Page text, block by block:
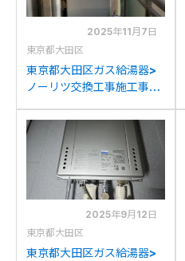
2025年11月7日
東京都大田区
東京都大田区ガス給湯器>
ノーリツ交換工事施工事
2413AWXHからノーリツ
GTH-2454AW3HBLへの
交換
2025年9月12日
東京都大田区
東京都大田区ガス給湯器>